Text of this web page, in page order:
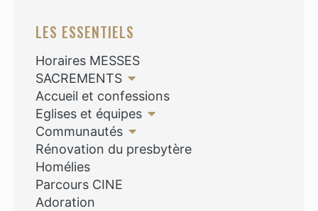
LES ESSENTIELS
Horaires MESSES
SACREMENTS
Accueil et confessions
Eglises et équipes
Communautés
Rénovation du presbytère
Homélies
Parcours CINE
Adoration